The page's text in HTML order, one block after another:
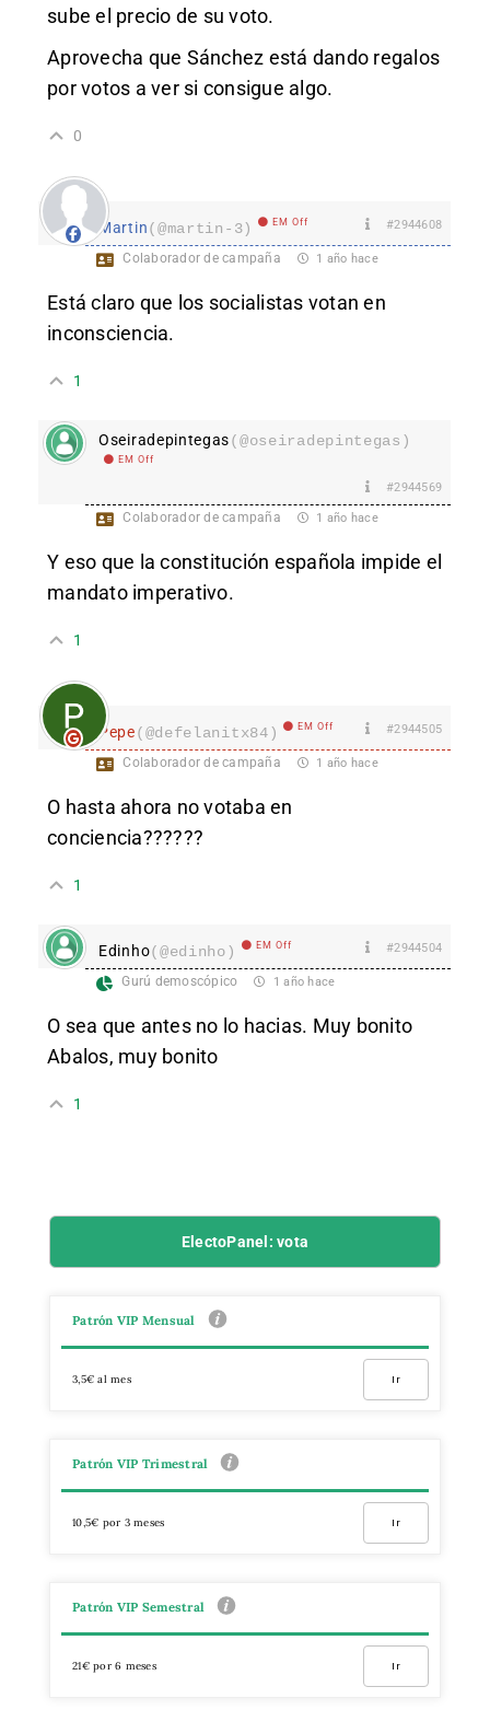
sube el precio de su voto.
Aprovecha que Sánchez está dando regalos
por votos a ver si consigue algo.
0
Martin(@martin-3) EM Off #2944608
Colaborador de campaña 1 año hace
Está claro que los socialistas votan en
inconsciencia.
1
Oseiradepintegas(@oseiradepintegas)
EM Off
#2944569
Colaborador de campaña 1 año hace
Y eso que la constitución española impide el
mandato imperativo.
1
Pepe(@defelanitx84) EM Off #2944505
Colaborador de campaña 1 año hace
O hasta ahora no votaba en
conciencia??????
1
Edinho(@edinho) EM Off #2944504
Gurú demoscópico 1 año hace
O sea que antes no lo hacias. Muy bonito
Abalos, muy bonito
1
ElectoPanel: vota
Patrón VIP Mensual
3,5€ al mes Ir
Patrón VIP Trimestral
10,5€ por 3 meses Ir
Patrón VIP Semestral
21€ por 6 meses Ir